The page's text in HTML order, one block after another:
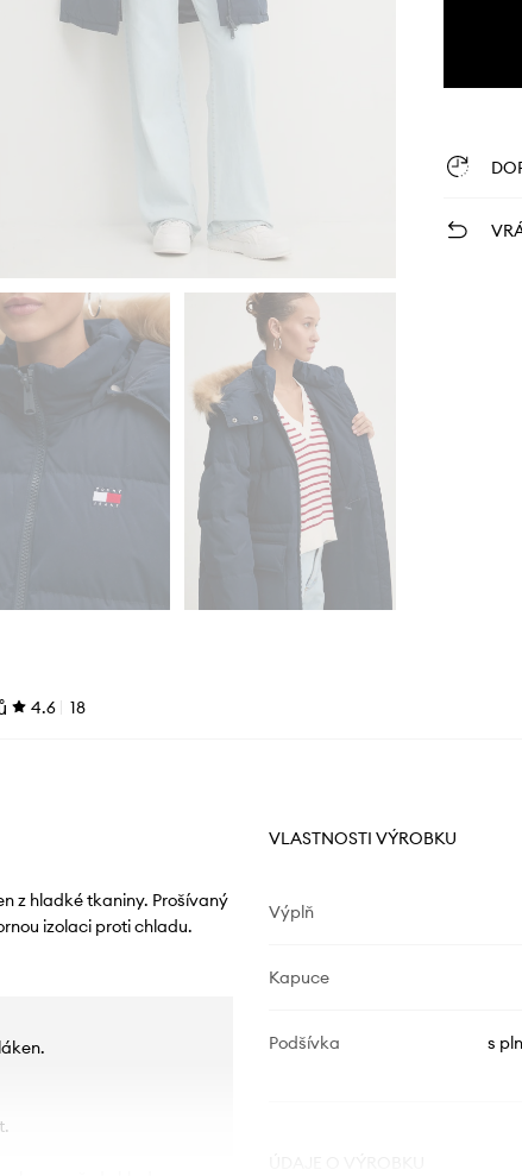
4.6 18
z hladké tkaniny. Prošívaný
izolaci proti chladu.
VLASTNOSTI VÝROBKU
Výplň
Kapuce
Podšívka
s